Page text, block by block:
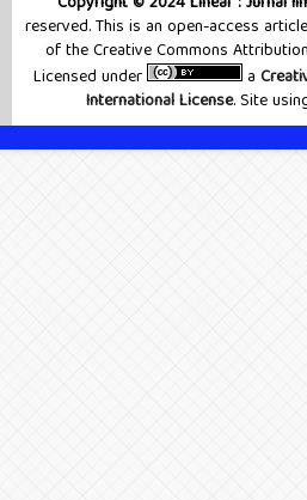
reserved. This is an open-access
of the Creative Commons
Licensed under
a
International License. Site